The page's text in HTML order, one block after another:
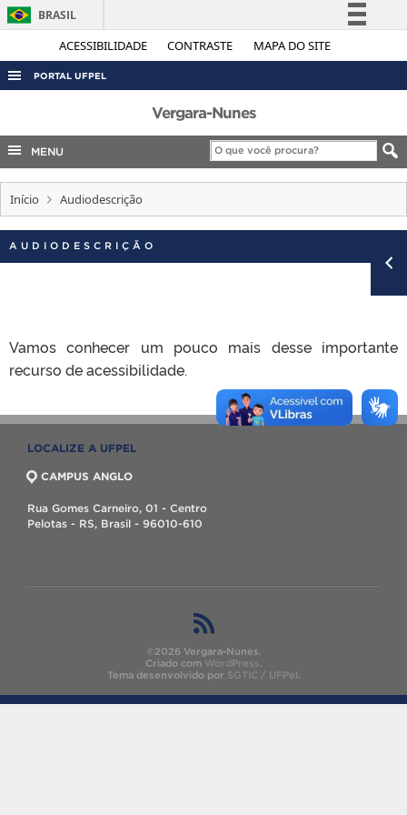
ACESSIBILIDADE CONTRASTE MAPA DO SITE
BRASIL
Simplifique!
Legislação
Canais
PORTAL UFPEL
ACESSO À INFORMAÇÃO
AUDITORIA
COBALTO
CONCURSOS
EDITAIS
INTERNACIONAL
TELEFONES
Vergara-Nunes
MENU
Início Audiodescrição
AUDIODESCRIÇÃO
Vamos conhecer um pouco mais desse importante
recurso de acessibilidade.
LOCALIZE A UFPEL
CAMPUS ANGLO
Rua Gomes Carneiro, 01 - Centro
Pelotas - RS, Brasil - 96010-610
©2026 Vergara-Nunes.
Criado com WordPress.
Tema desenvolvido por SGTIC / UFPel.